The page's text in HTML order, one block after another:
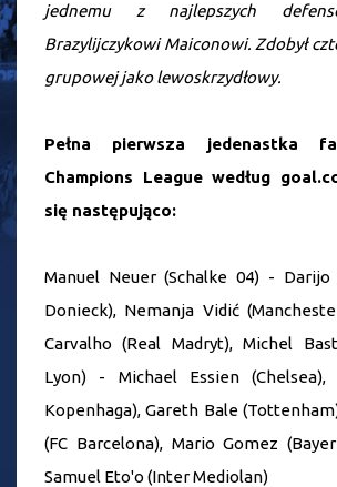
jednemu z najlepszych
Brazylijczykowi Maiconowi. Zdobył
grupowej jako lewoskrzydłowy.
Pełna pierwsza jedenastka
Champions League według
się następująco:
Manuel Neuer (Schalke 04) - Darijo
Donieck), Nemanja Vidić
Carvalho (Real Madryt), Michel
Lyon) - Michael Essien (Chelsea),
Kopenhaga), Gareth Bale
(FC Barcelona), Mario Gomez
Samuel Eto'o (Inter Mediolan)